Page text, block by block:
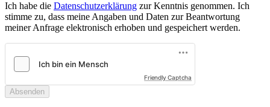
Ich habe die Datenschutzerklärung zur Kenntnis genommen. Ich
stimme zu, dass meine Angaben und Daten zur Beantwortung
meiner Anfrage elektronisch erhoben und gespeichert werden.
Friendly Captcha
Absenden